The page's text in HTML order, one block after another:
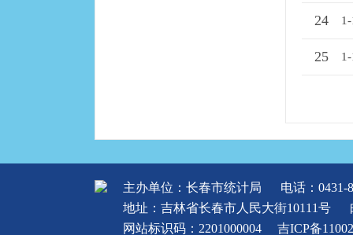
24
25
主办单位：长春市统计局
电话：0431-
地址：吉林省长春市人民大街10111号
网站标识码：2201000004
吉ICP备